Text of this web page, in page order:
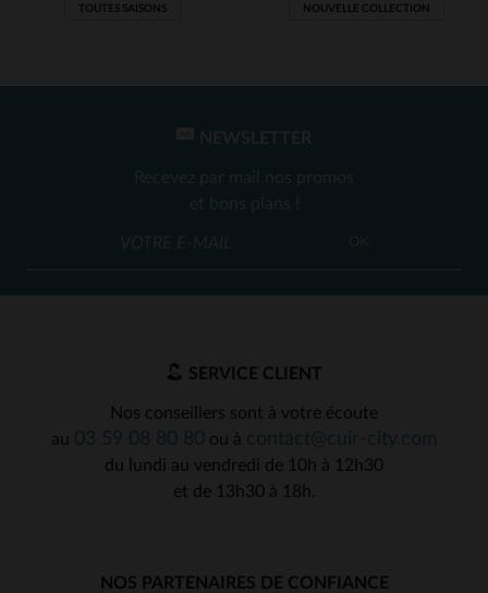
TOUTES SAISONS NOUVELLE COLLECTION
NEWSLETTER
Recevez par mail nos promos
et bons plans !
OK
SERVICE CLIENT
Nos conseillers sont à votre écoute
au
ou à
du lundi au vendredi de 10h à 12h30
et de 13h30 à 18h.
NOS PARTENAIRES DE CONFIANCE